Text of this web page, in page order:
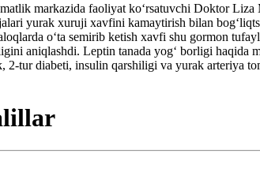
markazida faoliyat ko‘rsatuvchi Doktor
yurak xuruji xavfini kamaytirish bilan
o‘ta semirib ketish xavfi shu gormon
aniqlashdi. Leptin tanada yog‘ borligi
2-tur diabeti, insulin qarshiligi va yurak arteriya